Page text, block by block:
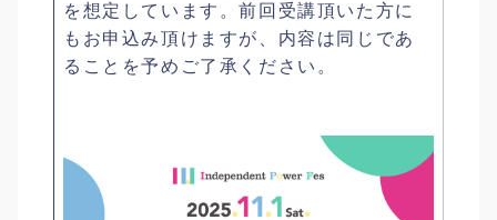
を想定しています。前回受講頂いた方に
もお申込み頂けますが、内容は同じであ
ることを予めご了承ください。